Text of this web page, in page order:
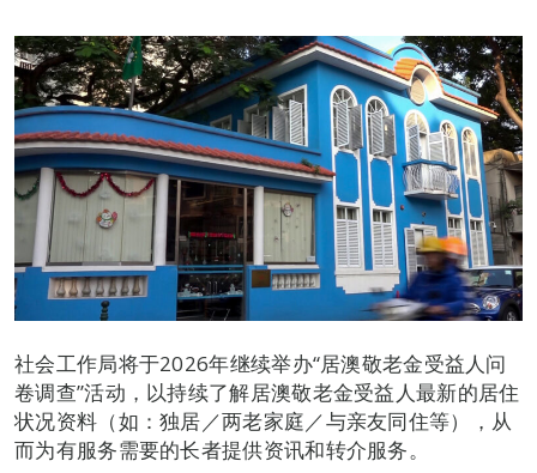
社会工作局将于2026年继续举办“居澳敬老金受益人问
卷调查”活动，以持续了解居澳敬老金受益人最新的居住
状况资料（如：独居／两老家庭／与亲友同住等），从
而为有服务需要的长者提供资讯和转介服务。